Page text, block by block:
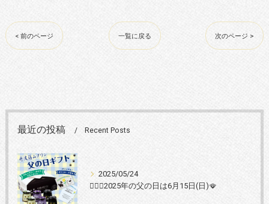
< 前のページ 一覧に戻る 次のページ >
最近の投稿 Recent Posts
2025/05/24
🤹🏻‍♂️2025年の父の日は6月15日(日)🪭